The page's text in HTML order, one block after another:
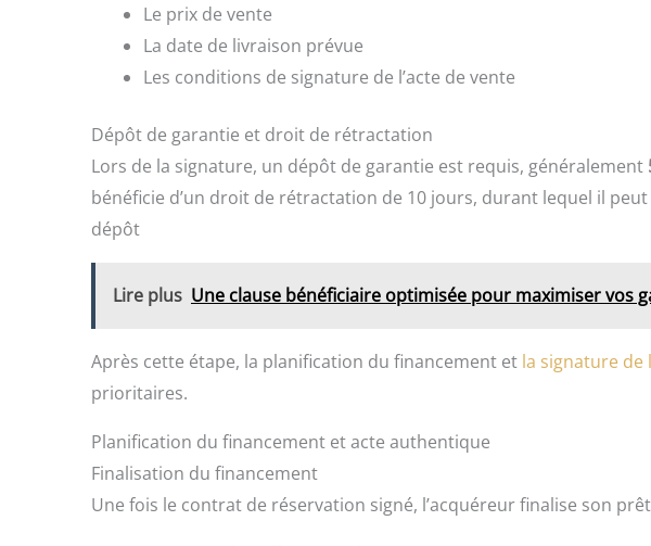
Le prix de vente
La date de livraison prévue
Les conditions de signature de l’acte de vente
Dépôt de garantie et droit de rétractation
Lors de la signature, un dépôt de garantie est requis, généralement
bénéficie d’un droit de rétractation de 10 jours, durant lequel il
dépôt
Lire plus Une clause bénéficiaire optimisée pour maximiser vos
Après cette étape, la planification du financement et la signature de
prioritaires.
Planification du financement et acte authentique
Finalisation du financement
Une fois le contrat de réservation signé, l’acquéreur finalise son